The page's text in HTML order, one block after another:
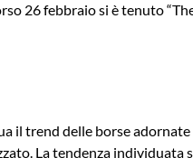
26 febbraio si è tenuto
il trend delle borse
La tendenza individuata